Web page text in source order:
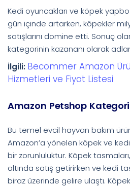
Kedi oyuncakları ve köpek
gün içinde artarken, köpekler
satışlarını domine etti. Sonuç
kategorinin kazananı olarak
İlgili: Becommer Amazon
Hizmetleri ve Fiyat Listesi
Amazon Petshop
Bu temel evcil hayvan bakım
Amazon’a yönelen köpek ve
bir zorunluluktur. Köpek
altında satış getirirken ve kedi
biraz üzerinde gelire ulaştı.